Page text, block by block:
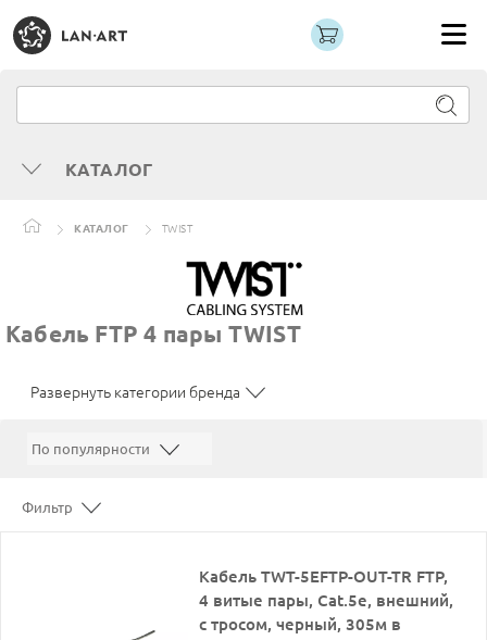
КАТАЛОГ
КАТАЛОГ TWIST
Кабель FTP 4 пары TWIST
Развернуть категории бренда
Фильтр
Кабель TWT-5EFTP-OUT-TR FTP,
4 витые пары, Cat.5e, внешний,
с тросом, черный, 305м в